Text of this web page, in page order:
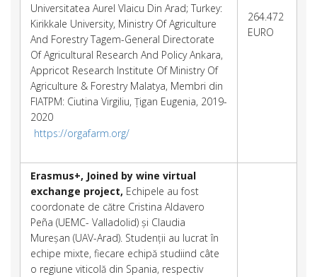
Universitatea Aurel Vlaicu Din Arad; Turkey:
Kirikkale University, Ministry Of Agriculture
And Forestry Tagem-General Directorate
Of Agricultural Research And Policy Ankara,
Appricot Research Institute Of Ministry Of
Agriculture & Forestry Malatya, Membri din
FIATPM: Ciutina Virgiliu, Țigan Eugenia, 2019-
2020
https://orgafarm.org/
264.472
EURO
Erasmus+, Joined by wine virtual
exchange project, Echipele au fost
coordonate de către Cristina Aldavero
Peña (UEMC- Valladolid) și Claudia
Mureșan (UAV-Arad). Studenții au lucrat în
echipe mixte, fiecare echipă studiind câte
o regiune viticolă din Spania, respectiv